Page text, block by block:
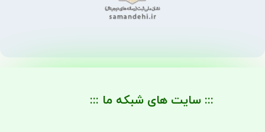
::: سایت های شبکه ما :::